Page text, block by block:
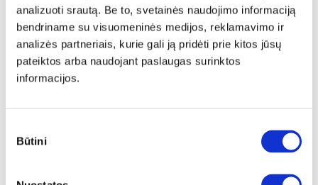
analizuoti srautą. Be to, svetainės naudojimo informaciją
bendriname su visuomeninės medijos, reklamavimo ir
analizės partneriais, kurie gali ją pridėti prie kitos jūsų
pateiktos arba naudojant paslaugas surinktos
informacijos.
pasirinkimas
Būtini
NAUJIENA YRA SANDĖLYJE
TESSA-3R (III gr.) sofa-lova (Amari-954)
Išmatavimai: 210cm
112cm
Miegamoji dalis:P:164cmI: 210cm